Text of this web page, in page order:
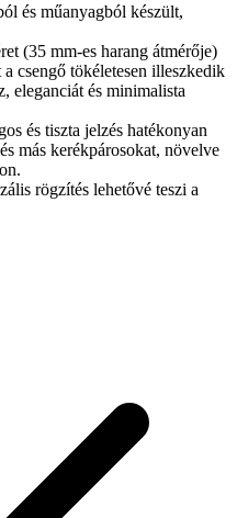
és műanyagból készült,
(35 mm-es harang átmérője)
csengő tökéletesen illeszkedik
eleganciát és minimalista
és tiszta jelzés hatékonyan
más kerékpárosokat, növelve
rögzítés lehetővé teszi a
kormányra.
intuitív aktiválási